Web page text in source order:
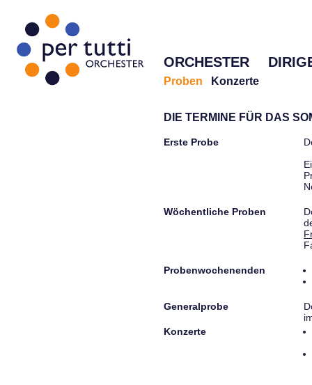
ORCHESTER
Proben Konzerte
DIE TERMINE FÜR DAS
Erste Probe
Wöchentliche Proben
Probenwochenenden
Generalprobe
Konzerte